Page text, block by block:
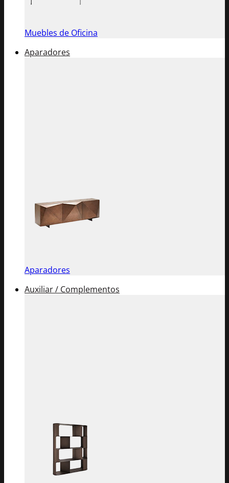
Muebles de Oficina
Aparadores
Aparadores
Auxiliar / Complementos